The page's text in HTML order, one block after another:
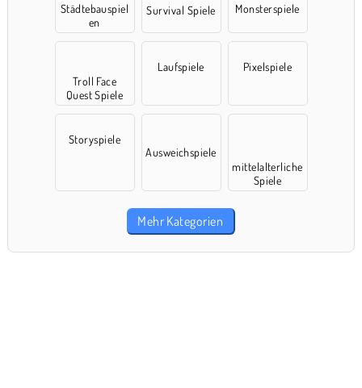
Städtebauspiel
en
Survival Spiele Monsterspiele
Troll Face
Quest Spiele
Laufspiele Pixelspiele
Storyspiele
Ausweichspiele
mittelalterliche
Spiele
Mehr Kategorien